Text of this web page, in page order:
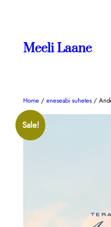
Meeli Laane
Home / eneseabi suhetes /
Sale!